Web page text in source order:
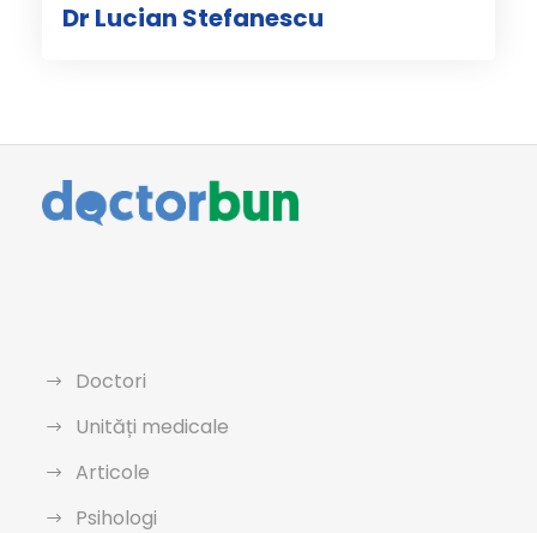
Dr Lucian Stefanescu
Doctori
Unități medicale
Articole
Psihologi